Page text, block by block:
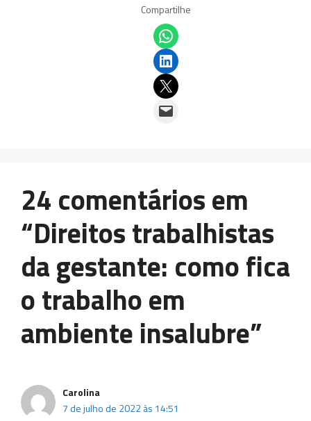
Compartilhe
Share on WhatsApp
Share on LinkedIn
Email this Page
Email this Page
24 comentários em
“Direitos trabalhistas
da gestante: como fica
o trabalho em
ambiente insalubre”
Carolina
7 de julho de 2022 às 14:51